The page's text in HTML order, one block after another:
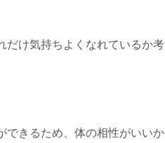
だけ気持ちよくなれているか考
できるため、体の相性がいいか